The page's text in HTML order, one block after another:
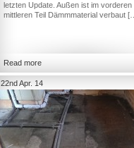
letzten Update. Außen ist im vorderen
mittleren Teil Dämmmaterial verbaut
Read more
22nd Apr. 14